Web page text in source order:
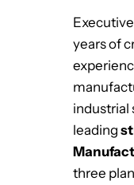
years of
industrial
leading
three